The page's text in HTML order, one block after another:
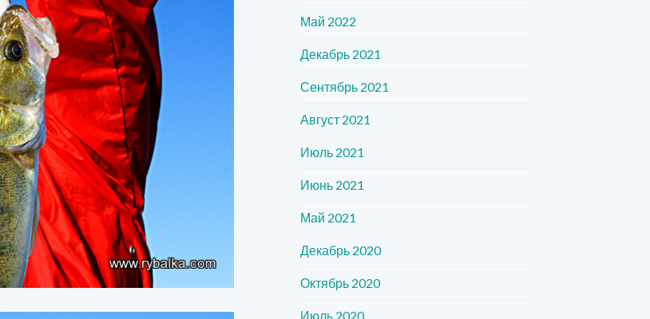
Май 2022
Декабрь 2021
Сентябрь 2021
Август 2021
Июль 2021
Июнь 2021
Май 2021
Декабрь 2020
Октябрь 2020
Июль 2020